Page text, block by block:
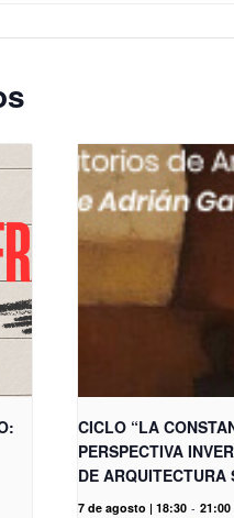
CICLO “LA
PERSPECTIVA
DE ARQUITECTURA
7 de agosto | 18:30 - 21:00